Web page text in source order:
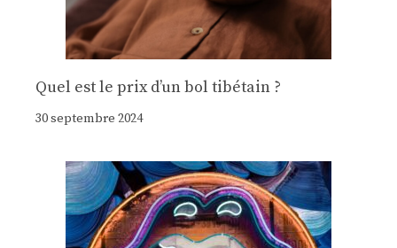
Quel est le prix d’un bol tibétain ?
30 septembre 2024